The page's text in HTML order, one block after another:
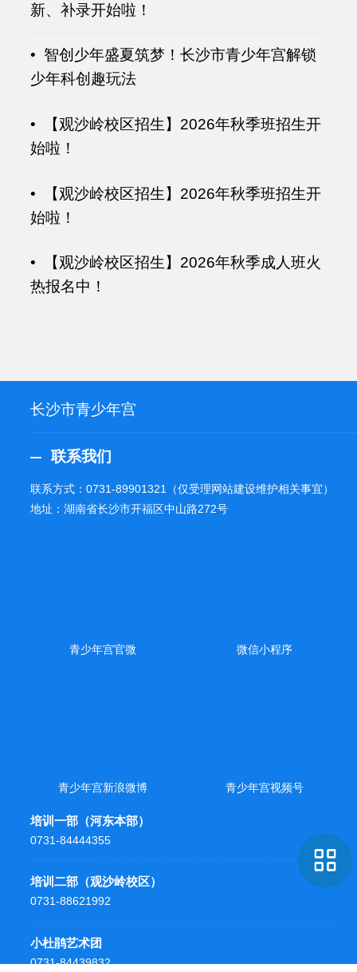
新、补录开始啦！
• 智创少年盛夏筑梦！长沙市青少年宫解锁
少年科创趣玩法
• 【观沙岭校区招生】2026年秋季班招生开
始啦！
• 【观沙岭校区招生】2026年秋季班招生开
始啦！
• 【观沙岭校区招生】2026年秋季成人班火
热报名中！
长沙市青少年宫
联系我们
联系方式：0731-89901321
（仅受理网站建设维护相关事宜）
地址：湖南省长沙市开福区中山路272号
青少年宫官微 微信小程序
青少年宫新浪微博 青少年宫视频号
培训一部（河东本部）
0731-84444355
培训二部（观沙岭校区）
0731-88621992
小杜鹃艺术团
0731-84439832